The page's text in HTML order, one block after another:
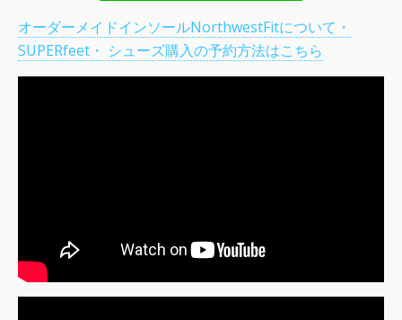
オーダーメイドインソールNorthwestFitについて・
SUPERfeet・ シューズ購入の予約方法はこちら